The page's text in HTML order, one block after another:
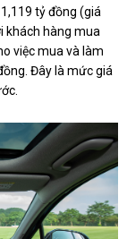
tỷ đồng (giá
khách hàng mua
việc mua và làm
Đây là mức giá